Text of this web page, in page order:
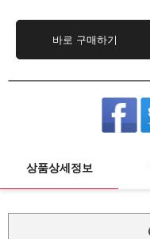
바로 구매하기
상품상세정보